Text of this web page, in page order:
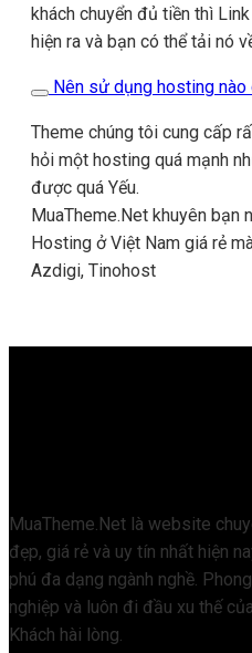
khách chuyển đủ tiền thì
hiện ra và bạn có thể tải nó
Nên sử dụng hosting
Theme chúng tôi cung cấp
hỏi một hosting quá mạnh
được quá Yếu.
MuaTheme.Net khuyên bạn
Hosting ở Việt Nam giá rẻ
Azdigi, Tinohost
MuaTheme.Net là website
đẹp, giá rẻ và uy tín nhất hiện
phú đa dạng ngành nghề.
nghiệp và luôn đi đầu xu thế
Khách hài lòng.